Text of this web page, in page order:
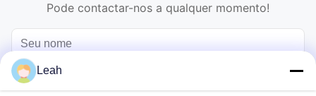
Pode contactar-nos a qualquer momento!
Leah